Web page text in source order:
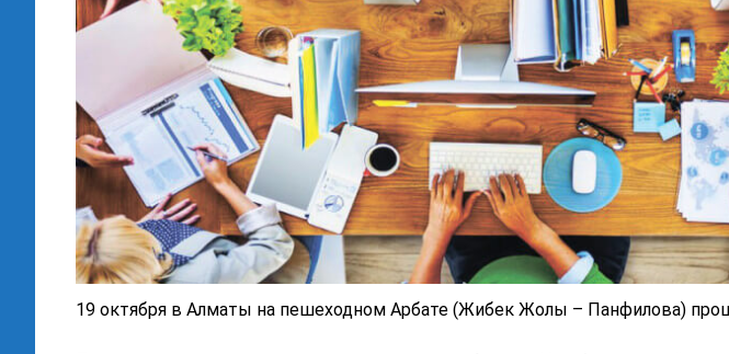
19 октября в Алматы на пешеходном Арбате (Жибек Жолы – Панфилова)